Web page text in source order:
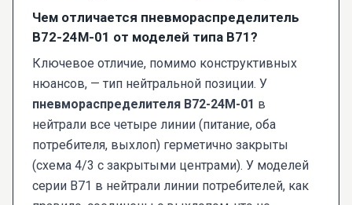
Чем отличается пневмораспределитель
В72-24М-01 от моделей типа В71?
Ключевое отличие, помимо конструктивных
нюансов, — тип нейтральной позиции. У
пневмораспределителя В72-24М-01 в
нейтрали все четыре линии (питание, оба
потребителя, выхлоп) герметично закрыты
(схема 4/3 с закрытыми центрами). У моделей
серии В71 в нейтрали линии потребителей, как